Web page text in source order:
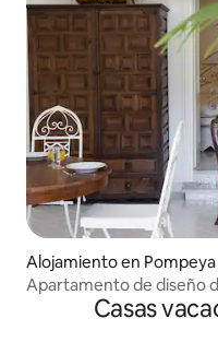
Alojamiento en Pompeya
Apartamento de diseño
Casas